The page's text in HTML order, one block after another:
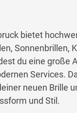
bietet
Sonnenbrillen,
du eine große
Services.
neuen Brille
und Stil.